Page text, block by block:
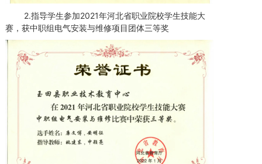
2.指导学生参加2021年河北省职业院校学生技能大
赛，获中职组电气安装与维修项目团体三等奖